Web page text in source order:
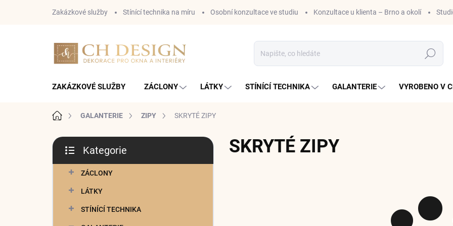
Zakázkové služby Stínící technika na míru Osobní konzultace ve studiu Konzultace u klienta – Brno a okolí
Hledat
ZAKÁZKOVÉ SLUŽBY ZÁCLONY LÁTKY STÍNÍCÍ TECHNIKA GALANTERIE VYROBENO V
Domů GALANTERIE ZIPY SKRYTÉ ZIPY
P
s
kategorie
Kategorie
ZÁCLONY
LÁTKY
STÍNÍCÍ TECHNIKA
SKRYTÉ ZIPY